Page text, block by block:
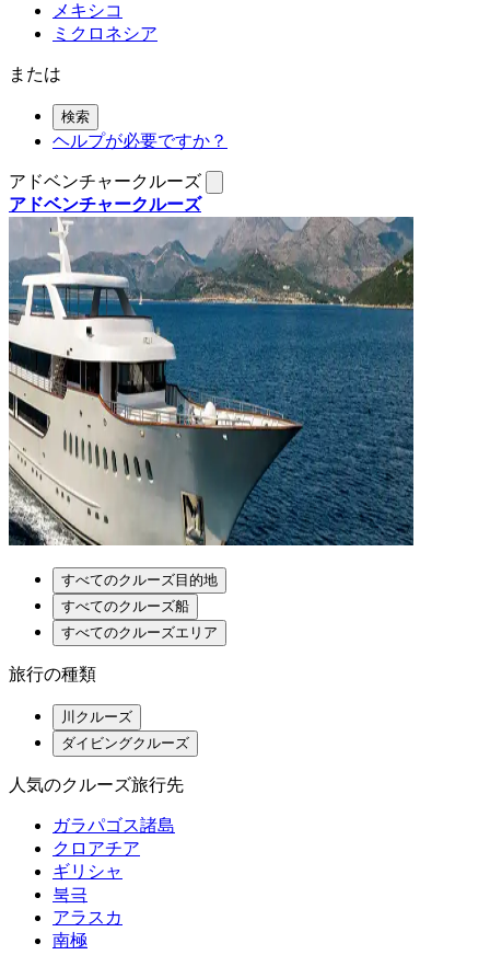
メキシコ
ミクロネシア
または
検索
ヘルプが必要ですか？
アドベンチャークルーズ
アドベンチャークルーズ
すべてのクルーズ目的地
すべてのクルーズ船
すべてのクルーズエリア
旅行の種類
川クルーズ
ダイビングクルーズ
人気のクルーズ旅行先
ガラパゴス諸島
クロアチア
ギリシャ
북극
アラスカ
南極